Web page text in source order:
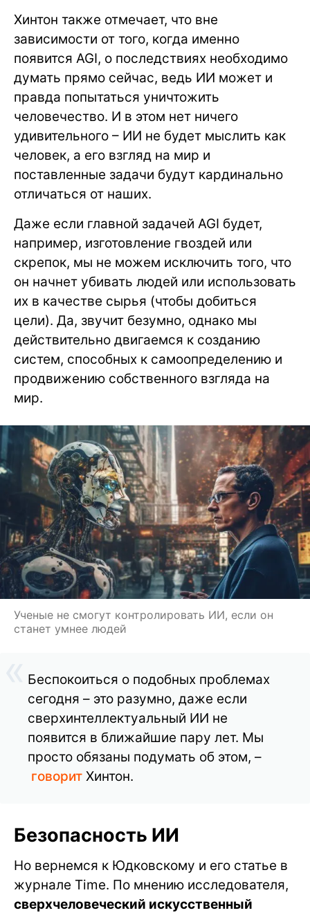
Хинтон также отмечает, что вне
зависимости от того, когда именно
появится AGI, о последствиях необходимо
думать прямо сейчас, ведь ИИ может и
правда попытаться уничтожить
человечество. И в этом нет ничего
удивительного – ИИ не будет мыслить как
человек, а его взгляд на мир и
поставленные задачи будут кардинально
отличаться от наших.
Даже если главной задачей AGI будет,
например, изготовление гвоздей или
скрепок, мы не можем исключить того, что
он начнет убивать людей или использовать
их в качестве сырья (чтобы добиться
цели). Да, звучит безумно, однако мы
действительно двигаемся к созданию
систем, способных к самоопределению и
продвижению собственного взгляда на
мир.
Ученые не смогут контролировать ИИ, если он
станет умнее людей
Беспокоиться о подобных проблемах
сегодня – это разумно, даже если
сверхинтеллектуальный ИИ не
появится в ближайшие пару лет. Мы
просто обязаны подумать об этом, –
говорит Хинтон.
Безопасность ИИ
Но вернемся к Юдковскому и его статье в
журнале Time. По мнению исследователя,
сверхчеловеческий искусственный